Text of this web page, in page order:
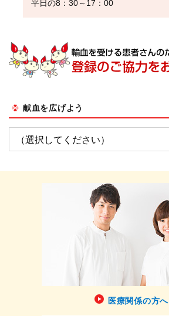
平日の8：30～17：00
献血を広げよう
医療関係の方へ